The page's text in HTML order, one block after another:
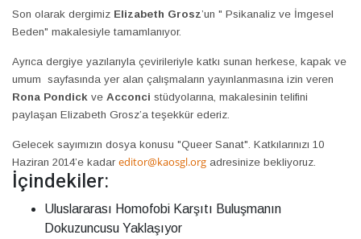
Son olarak dergimiz Elizabeth Grosz’un " Psikanaliz ve İmgesel
Beden" makalesiyle tamamlanıyor.
Ayrıca dergiye yazılarıyla çevirileriyle katkı sunan herkese, kapak ve
umum sayfasında yer alan çalışmaların yayınlanmasına izin veren
Rona Pondick ve Acconci stüdyolarına, makalesinin telifini
paylaşan Elizabeth Grosz’a teşekkür ederiz.
Gelecek sayımızın dosya konusu "Queer Sanat". Katkılarınızı 10
Haziran 2014’e kadar editor@kaosgl.org adresinize bekliyoruz.
İçindekiler:
Uluslararası Homofobi Karşıtı Buluşmanın
Dokuzuncusu Yaklaşıyor